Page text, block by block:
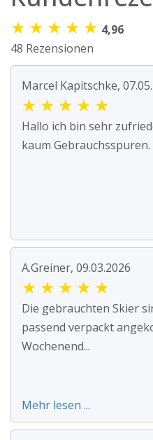
★ ★ ★ ★ ★ 4,96
48 Rezensionen
Marcel Kapitschke,
★ ★ ★ ★ ★
Hallo ich bin sehr
kaum Gebrauchsspuren.
A.Greiner, 09.03.2026
★ ★ ★ ★ ★
Die gebrauchten Skier
passend verpackt
Wochenend...
Mehr lesen ...